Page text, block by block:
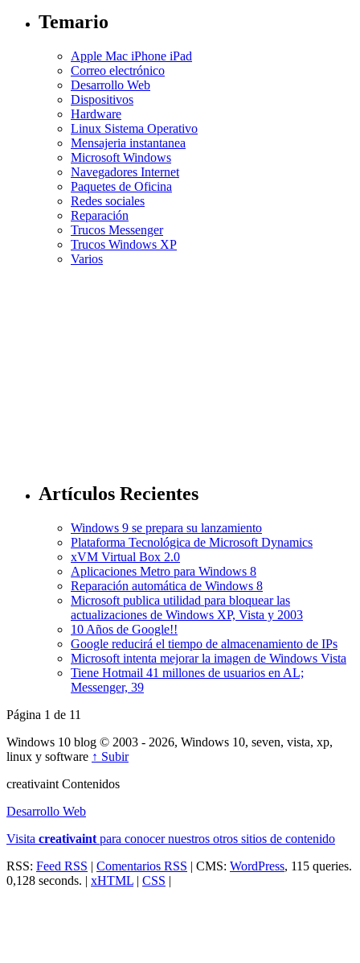
Temario
Apple Mac iPhone iPad
Correo electrónico
Desarrollo Web
Dispositivos
Hardware
Linux Sistema Operativo
Mensajeria instantanea
Microsoft Windows
Navegadores Internet
Paquetes de Oficina
Redes sociales
Reparación
Trucos Messenger
Trucos Windows XP
Varios
Artículos Recientes
Windows 9 se prepara su lanzamiento
Plataforma Tecnológica de Microsoft Dynamics
xVM Virtual Box 2.0
Aplicaciones Metro para Windows 8
Reparación automática de Windows 8
Microsoft publica utilidad para bloquear las
actualizaciones de Windows XP, Vista y 2003
10 Años de Google!!
Google reducirá el tiempo de almacenamiento de IPs
Microsoft intenta mejorar la imagen de Windows Vista
Tiene Hotmail 41 millones de usuarios en AL;
Messenger, 39
Página 1 de 11
Windows 10 blog © 2003 - 2026, Windows 10, seven, vista, xp,
linux y software ↑ Subir
creativaint Contenidos
Desarrollo Web
Visita creativaint para conocer nuestros otros sitios de contenido
RSS: Feed RSS | Comentarios RSS | CMS: WordPress, 115 queries.
0,128 seconds. | xHTML | CSS |